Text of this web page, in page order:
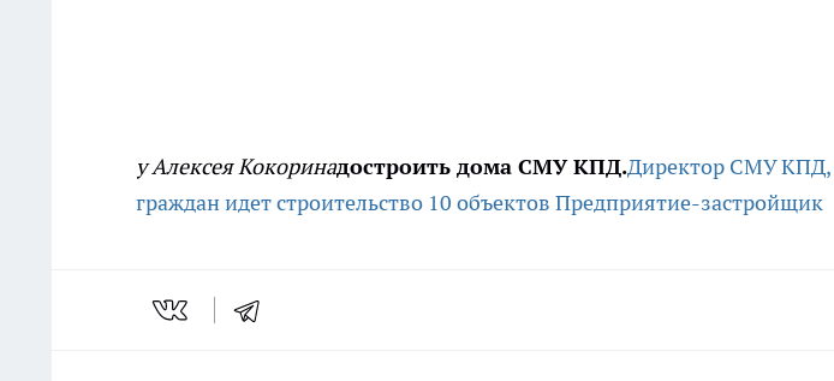
у Алексея Кокоринадостроить дома СМУ КПД.Директор СМУ КПД,
граждан идет строительство 10 объектов Предприятие-застройщик